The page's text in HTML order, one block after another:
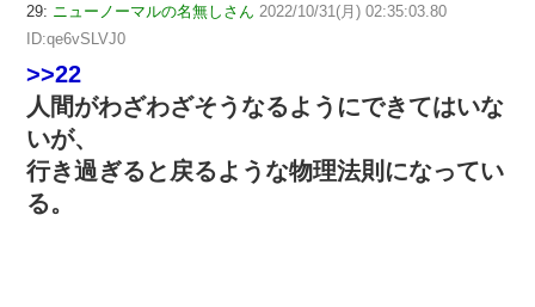
29: ニューノーマルの名無しさん 2022/10/31(月) 02:35:03.80
ID:qe6vSLVJ0
>>22
人間がわざわざそうなるようにできてはいな
いが、
行き過ぎると戻るような物理法則になってい
る。